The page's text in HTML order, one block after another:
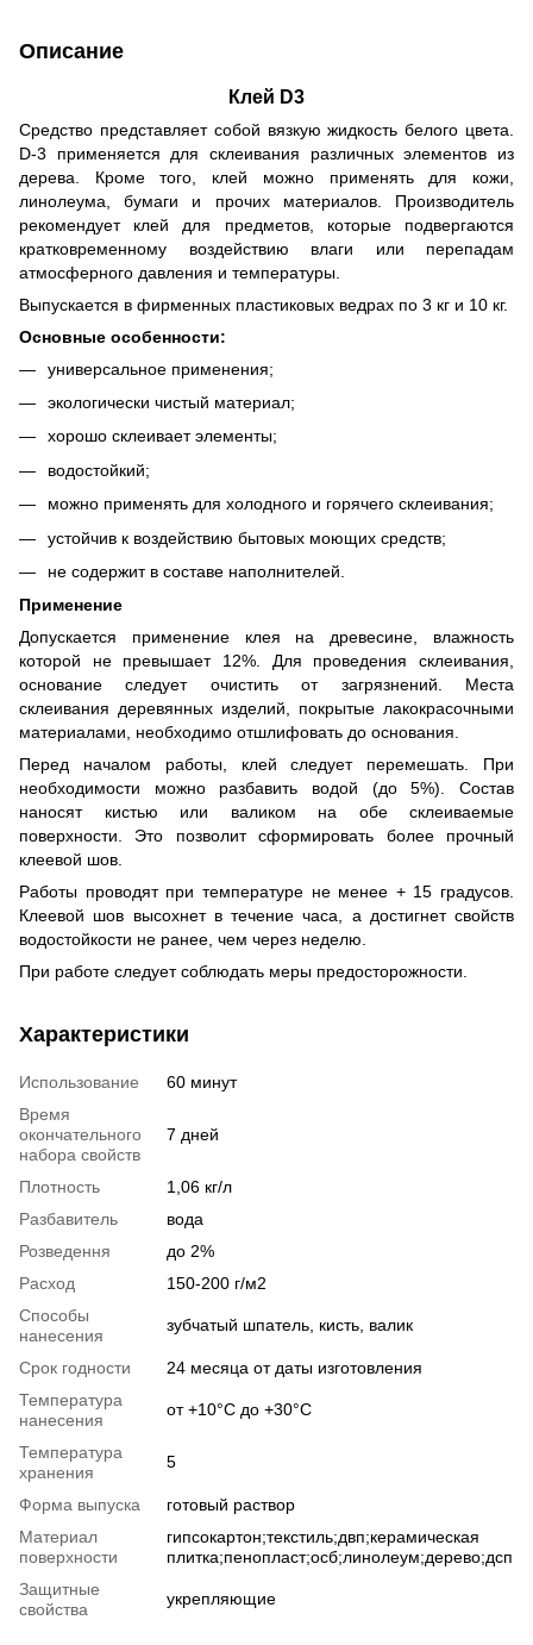
Описание
Клей D3
Средство представляет собой вязкую жидкость белого цвета.
D-3 применяется для склеивания различных элементов из
дерева. Кроме того, клей можно применять для кожи,
линолеума, бумаги и прочих материалов. Производитель
рекомендует клей для предметов, которые подвергаются
кратковременному воздействию влаги или перепадам
атмосферного давления и температуры.
Выпускается в фирменных пластиковых ведрах по 3 кг и 10 кг.
Основные особенности:
универсальное применения;
экологически чистый материал;
хорошо склеивает элементы;
водостойкий;
можно применять для холодного и горячего склеивания;
устойчив к воздействию бытовых моющих средств;
не содержит в составе наполнителей.
Применение
Допускается применение клея на древесине, влажность
которой не превышает 12%. Для проведения склеивания,
основание следует очистить от загрязнений. Места
склеивания деревянных изделий, покрытые лакокрасочными
материалами, необходимо отшлифовать до основания.
Перед началом работы, клей следует перемешать. При
необходимости можно разбавить водой (до 5%). Состав
наносят кистью или валиком на обе склеиваемые
поверхности. Это позволит сформировать более прочный
клеевой шов.
Работы проводят при температуре не менее + 15 градусов.
Клеевой шов высохнет в течение часа, а достигнет свойств
водостойкости не ранее, чем через неделю.
При работе следует соблюдать меры предосторожности.
Характеристики
Использование
60 минут
Время
окончательного
набора свойств
7 дней
Плотность
1,06 кг/л
Разбавитель
вода
Розведення
до 2%
Расход
150-200 г/м2
Способы
нанесения
зубчатый шпатель, кисть, валик
Срок годности
24 месяца от даты изготовления
Температура
нанесения
от +10°С до +30°С
Температура
хранения
5
Форма выпуска
готовый раствор
Материал
поверхности
гипсокартон;текстиль;двп;керамическая
плитка;пенопласт;осб;линолеум;дерево;дсп
Защитные
свойства
укрепляющие